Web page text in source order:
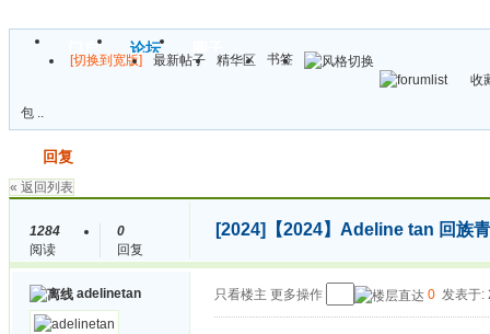
门户 论坛
[切换到宽版] 最新帖子 精华区
书签
收
包 ..
回复
« 返回列表
1284
阅读
0
回复
[2024] 【2024】Adeline tan 回族
adelinetan 只看楼主 更多操作 0 发表于: